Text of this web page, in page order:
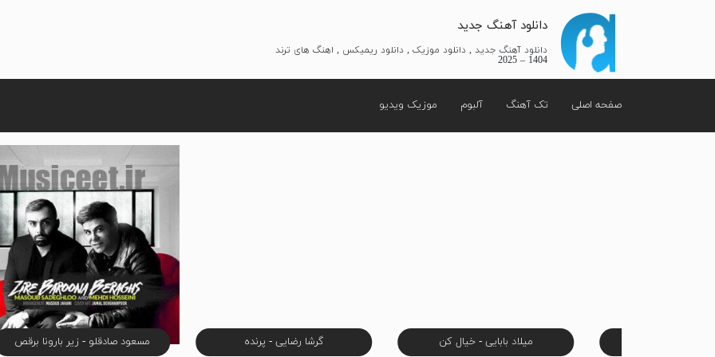
دانلود آهنگ جدید
دانلود آهنگ جدید , دانلود موزیک , دانلود ریمیکس , اهنگ های ترند
1404 – 2025
صفحه اصلی تک آهنگ آلبوم موزیک ویدیو
مسعود صادقلو - زیر بارونا برقص گرشا رضایی - پرنده میلاد بابایی - خیال کن